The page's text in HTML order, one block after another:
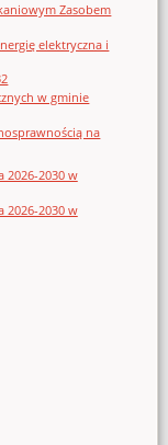
Zasobem
elektryczna i
w gminie
na
2026-2030 w
2026-2030 w